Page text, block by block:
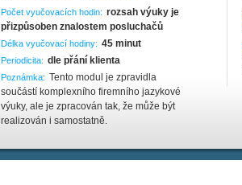
Počet vyučovacích hodin: rozsah výuky je
přizpůsoben znalostem posluchačů
Délka vyučovací hodiny: 45 minut
Periodicita: dle přání klienta
Poznámka: Tento modul je zpravidla
součástí komplexního firemního jazykové
výuky, ale je zpracován tak, že může být
realizován i samostatně.